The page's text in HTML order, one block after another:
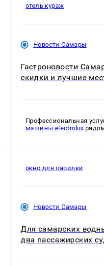
отель кураж
Новости Самары
Гастроновости
скидки и лучшие
Профессиональная
машины electrolux
окно для парилки
Новости Самары
Для самарских
два пассажирских